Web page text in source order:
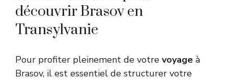
découvrir Brasov en
Transylvanie
Pour profiter pleinement de votre voyage à
Brasov, il est essentiel de structurer votre